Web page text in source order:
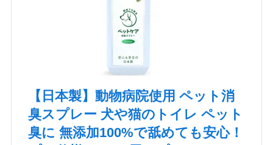
【日本製】動物病院使用 ペット消
臭スプレー 犬や猫のトイレ ペット
臭に 無添加100%で舐めても安心！